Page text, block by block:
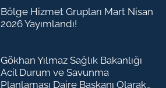
Bölge Hizmet Grupları Mart Nisan
2026 Yayımlandı!
Gökhan Yılmaz Sağlık Bakanlığı
Acil Durum ve Savunma
Planlaması Daire Başkanı Olarak